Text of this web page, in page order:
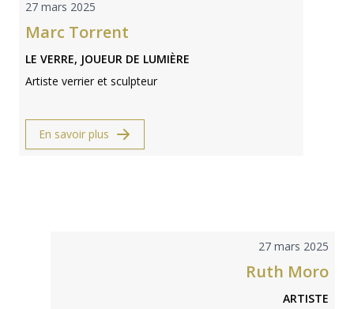
27 mars 2025
Marc Torrent
LE VERRE, JOUEUR DE LUMIÈRE
Artiste verrier et sculpteur
En savoir plus
27 mars 2025
Ruth Moro
ARTISTE